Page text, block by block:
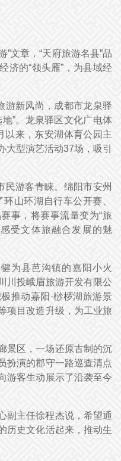
”文章，“天府旅游名县”品
济的“领头雁”，为县域经
游新风尚，成都市龙泉驿
”。龙泉驿区文化广电体
以来，东安湖体育公园主
型演艺活动37场，吸引
民游客青睐。绵阳市安州
山环湖自行车公开赛、
事，将赛事流量变为“旅
受文体旅融合发展的魅
为县芭沟镇的嘉阳小火
川投峨眉旅游开发有限公
推动嘉阳·桫椤湖旅游景
项目改造升级，为工业旅
景区，一场还原古制的沉
扮演的郡守一路巡查清点
游客生动展示了沿袭至今
副主任徐程杰说，希望通
历史文化活起来，推动生